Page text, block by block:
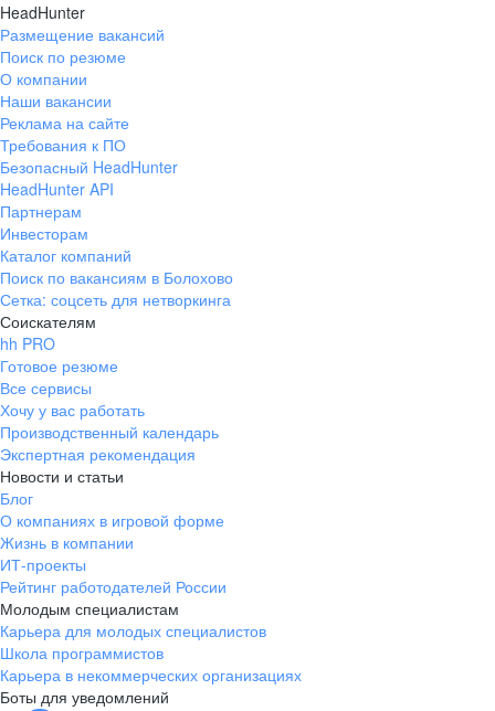
HeadHunter
Размещение вакансий
Поиск по резюме
О компании
Наши вакансии
Реклама на сайте
Требования к ПО
Безопасный HeadHunter
HeadHunter API
Партнерам
Инвесторам
Каталог компаний
Поиск по вакансиям в Болохово
Сетка: соцсеть для нетворкинга
Соискателям
hh PRO
Готовое резюме
Все сервисы
Хочу у вас работать
Производственный календарь
Экспертная рекомендация
Новости и статьи
Блог
О компаниях в игровой форме
Жизнь в компании
ИТ-проекты
Рейтинг работодателей России
Молодым специалистам
Карьера для молодых специалистов
Школа программистов
Карьера в некоммерческих организациях
Боты для уведомлений